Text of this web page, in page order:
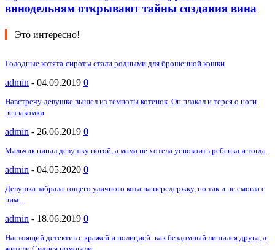
винодельням открывают тайны создания вина
Это интересно!
Голодные котята-сироты стали родными для брошенной кошки
admin - 04.09.2019 0
Навстречу девушке вышел из темноты котенок. Он плакал и терся о ноги
незнакомки
admin - 26.06.2019 0
Мальчик пинал девушку ногой, а мама не хотела успокоить ребенка и тогда
admin - 04.05.2020 0
Девушка забрала тощего уличного кота на передержку, но так и не смогла с
ним...
admin - 18.06.2019 0
Настоящий детектив с кражей и полицией: как бездомный лишился друга, а